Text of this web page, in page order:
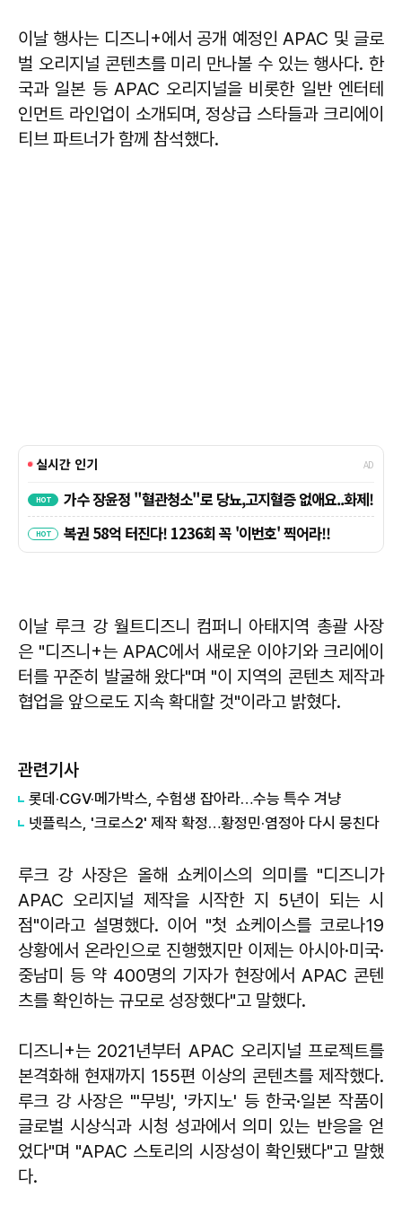
이날 행사는 디즈니+에서 공개 예정인 APAC 및 글로
벌 오리지널 콘텐츠를 미리 만나볼 수 있는 행사다. 한
국과 일본 등 APAC 오리지널을 비롯한 일반 엔터테
인먼트 라인업이 소개되며, 정상급 스타들과 크리에이
티브 파트너가 함께 참석했다.
이날 루크 강 월트디즈니 컴퍼니 아태지역 총괄 사장
은 "디즈니+는 APAC에서 새로운 이야기와 크리에이
터를 꾸준히 발굴해 왔다"며 "이 지역의 콘텐츠 제작과
협업을 앞으로도 지속 확대할 것"이라고 밝혔다.
관련기사
롯데·CGV·메가박스, 수험생 잡아라…수능 특수 겨냥
넷플릭스, '크로스2' 제작 확정…황정민·염정아 다시 뭉친다
루크 강 사장은 올해 쇼케이스의 의미를 "디즈니가
APAC 오리지널 제작을 시작한 지 5년이 되는 시
점"이라고 설명했다. 이어 "첫 쇼케이스를 코로나19
상황에서 온라인으로 진행했지만 이제는 아시아·미국·
중남미 등 약 400명의 기자가 현장에서 APAC 콘텐
츠를 확인하는 규모로 성장했다"고 말했다.
디즈니+는 2021년부터 APAC 오리지널 프로젝트를
본격화해 현재까지 155편 이상의 콘텐츠를 제작했다.
루크 강 사장은 "'무빙', '카지노' 등 한국·일본 작품이
글로벌 시상식과 시청 성과에서 의미 있는 반응을 얻
었다"며 "APAC 스토리의 시장성이 확인됐다"고 말했
다.